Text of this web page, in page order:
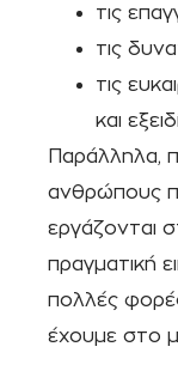
τις
τις
τις
και
Παράλληλα,
ανθρώπους
εργάζονται
πραγματική
πολλές
έχουμε στο